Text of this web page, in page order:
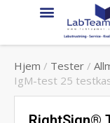
Hjem / Tester /
IgM-test 25